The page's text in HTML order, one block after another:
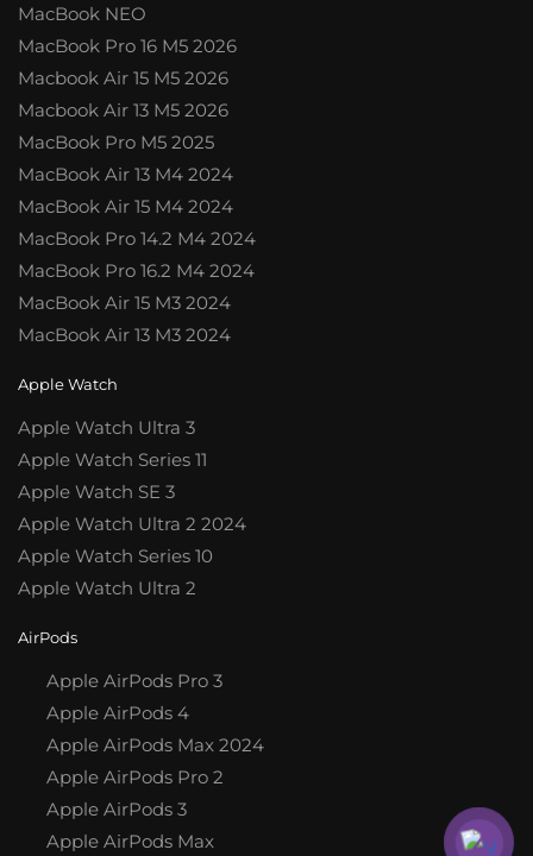
MacBook NEO
MacBook Pro 16 M5 2026
Macbook Air 15 M5 2026
Macbook Air 13 M5 2026
MacBook Pro M5 2025
MacBook Air 13 M4 2024
MacBook Air 15 M4 2024
MacBook Pro 14.2 M4 2024
MacBook Pro 16.2 M4 2024
MacBook Air 15 M3 2024
MacBook Air 13 M3 2024
Apple Watch
Apple Watch Ultra 3
Apple Watch Series 11
Apple Watch SE 3
Apple Watch Ultra 2 2024
Apple Watch Series 10
Apple Watch Ultra 2
AirPods
Apple AirPods Pro 3
Apple AirPods 4
Apple AirPods Max 2024
Apple AirPods Pro 2
Apple AirPods 3
Apple AirPods Max